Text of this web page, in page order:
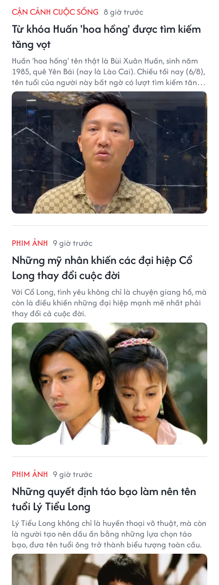
CẬN CẢNH CUỘC SỐNG 8 giờ trước
Từ khóa Huấn 'hoa hồng' được tìm kiếm
tăng vọt
Huấn 'hoa hồng' tên thật là Bùi Xuân Huấn, sinh năm
1985, quê Yên Bái (nay là Lào Cai). Chiều tối nay (6/8),
tên tuổi của người này bất ngờ có lượt tìm kiếm tăng
vọt.
PHIM ẢNH 9 giờ trước
Những mỹ nhân khiến các đại hiệp Cổ
Long thay đổi cuộc đời
Với Cổ Long, tình yêu không chỉ là chuyện giang hồ, mà
còn là điều khiến những đại hiệp mạnh mẽ nhất phải
thay đổi cả cuộc đời.
PHIM ẢNH 9 giờ trước
Những quyết định táo bạo làm nên tên
tuổi Lý Tiểu Long
Lý Tiểu Long không chỉ là huyền thoại võ thuật, mà còn
là người tạo nên dấu ấn bằng những lựa chọn táo
bạo, đưa tên tuổi ông trở thành biểu tượng toàn cầu.